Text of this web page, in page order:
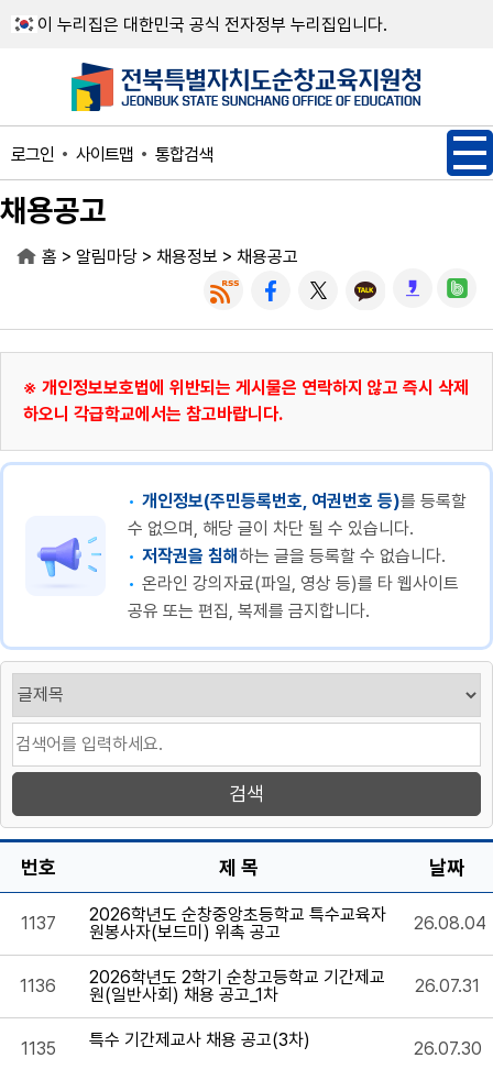
이 누리집은 대한민국 공식 전자정부 누리집입니다.
로그인 사이트맵 통합검색
채용공고
홈 > 알림마당 > 채용정보 > 채용공고
※ 개인정보보호법에 위반되는 게시물은 연락하지 않고 즉시 삭제
하오니 각급학교에서는 참고바랍니다.
개인정보(주민등록번호, 여권번호 등)를 등록할
수 없으며, 해당 글이 차단 될 수 있습니다.
저작권을 침해하는 글을 등록할 수 없습니다.
온라인 강의자료(파일, 영상 등)를 타 웹사이트
공유 또는 편집, 복제를 금지합니다.
번호 제 목 날짜
1137
2026학년도 순창중앙초등학교 특수교육자
원봉사자(보드미) 위촉 공고
26.08.04
1136
2026학년도 2학기 순창고등학교 기간제교
원(일반사회) 채용 공고_1차
26.07.31
1135 특수 기간제교사 채용 공고(3차) 26.07.30